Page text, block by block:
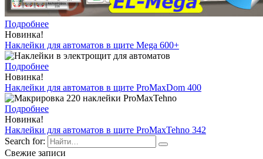
Подробнее
Новинка!
Наклейки для автоматов в щите Меga 600+
Подробнее
Новинка!
Наклейки для автоматов в щите ProMaxDom 400
Подробнее
Новинка!
Наклейки для автоматов в щите ProMaxTehno 342
Search for:
Свежие записи